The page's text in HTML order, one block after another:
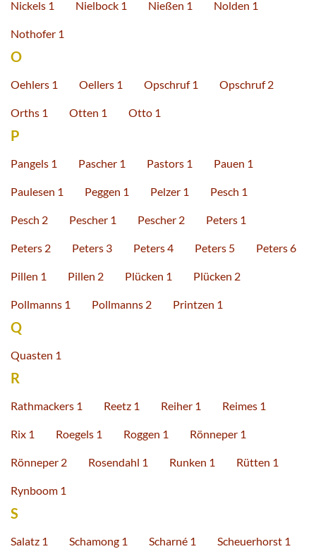
Nickels 1 Nielbock 1 Nießen 1 Nolden 1
Nothofer 1
O
Oehlers 1 Oellers 1 Opschruf 1 Opschruf 2
Orths 1 Otten 1 Otto 1
P
Pangels 1 Pascher 1 Pastors 1 Pauen 1
Paulesen 1 Peggen 1 Pelzer 1 Pesch 1
Pesch 2 Pescher 1 Pescher 2 Peters 1
Peters 2 Peters 3 Peters 4 Peters 5 Peters 6
Pillen 1 Pillen 2 Plücken 1 Plücken 2
Pollmanns 1 Pollmanns 2 Printzen 1
Q
Quasten 1
R
Rathmackers 1 Reetz 1 Reiher 1 Reimes 1
Rix 1 Roegels 1 Roggen 1 Rönneper 1
Rönneper 2 Rosendahl 1 Runken 1 Rütten 1
Rynboom 1
S
Salatz 1 Schamong 1 Scharné 1 Scheuerhorst 1